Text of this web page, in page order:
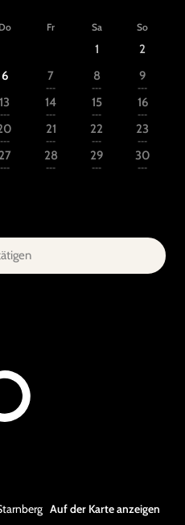
Do Fr Sa So
1
2
6 7
---
8
---
9
---
13
---
14
---
15
---
16
---
---
21
---
22
---
23
---
27
---
28
---
29
---
30
---
Auf der Karte anzeigen